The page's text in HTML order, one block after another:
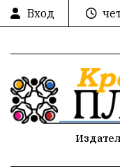
Вход